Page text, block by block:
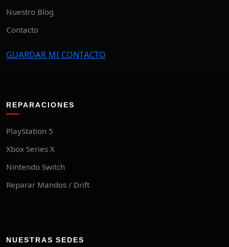
Nuestro Blog
Contacto
GUARDAR MI CONTACTO
REPARACIONES
PlayStation 5
Xbox Series X
Nintendo Switch
Reparar Mandos / Drift
NUESTRAS SEDES